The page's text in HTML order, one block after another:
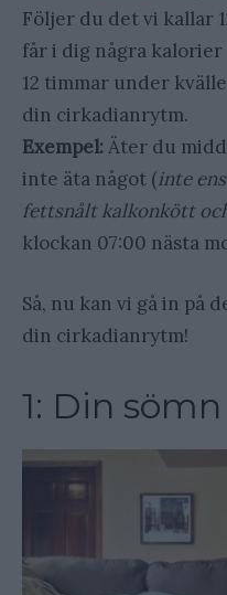
Följer du det vi kallar
får i dig några
12 timmar under
din cirkadianrytm.
Exempel: Äter du
inte äta något (inte
fettsnålt kalkonkött
klockan 07:00 nästa
Så, nu kan vi gå in på
din cirkadianrytm!
1: Din